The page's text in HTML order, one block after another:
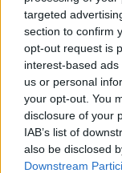
targeted
section to confirm
opt-out request is
interest-based
us or personal
your opt-out. You
disclosure of your
IAB’s list of
also be disclosed
Downstream
Más
INTERNACIONAL